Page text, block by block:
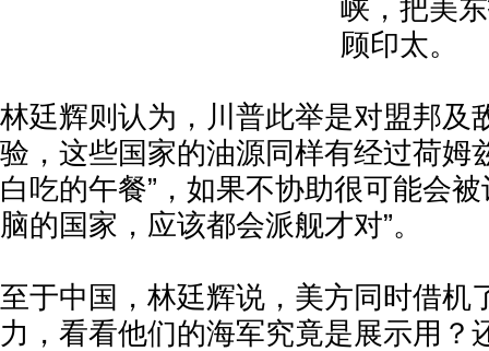
峡，把美
顾印太。
林廷辉则认为，川普此举是对盟邦及
验，这些国家的油源同样有经过荷姆
白吃的午餐”，如果不协助很可能会
脑的国家，应该都会派舰才对”。
至于中国，林廷辉说，美方同时借机
力，看看他们的海军究竟是展示用？